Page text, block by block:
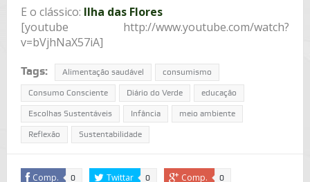
E o clássico: Ilha das Flores
[youtube http://www.youtube.com/watch?
v=bVjhNaX57iA]
Tags: Alimentação saudável consumismo
Consumo Consciente Diário do Verde educação
Escolhas Sustentáveis Infância meio ambiente
Reflexão Sustentabilidade
Comp. 0 Twittar 0 Comp. 0